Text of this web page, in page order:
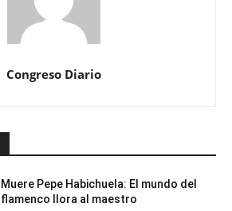
Congreso Diario
Muere Pepe Habichuela: El mundo del
flamenco llora al maestro